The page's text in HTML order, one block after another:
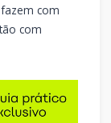
com
com